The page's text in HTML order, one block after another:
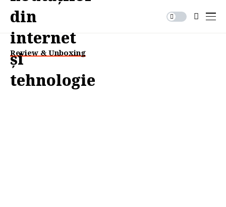
Review & Unboxing